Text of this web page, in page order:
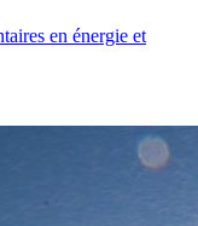
en énergie et